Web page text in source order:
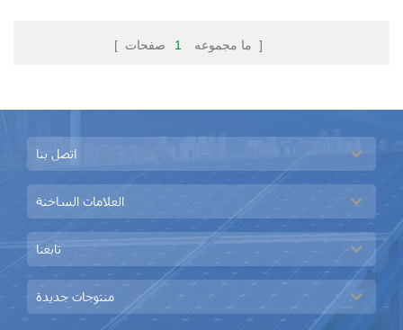
والجنوب التوجه و الغرب والشرق
[ ما مجموعه 1 صفحات ]
اتصل بنا
العلامات الساخنة
تابعنا
منتوجات جديدة